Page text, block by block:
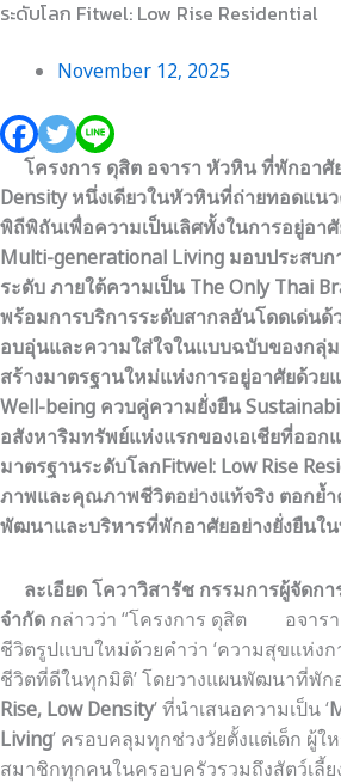
ระดับโลก Fitwel: Low Rise Residential
November 12, 2025
โครงการ ดุสิต อจารา หัวหิน ที่พักอาศั
Density หนึ่งเดียวในหัวหินที่ถ่ายทอดแน
พิถีพิถันเพื่อความเป็นเลิศทั้งในการอยู่อา
Multi-generational Living มอบประสบ
ระดับ ภายใต้ความเป็น The Only Thai
พร้อมการบริการระดับสากลอันโดดเด่น
อบอุ่นและความใส่ใจในแบบฉบับของกลุ่
สร้างมาตรฐานใหม่แห่งการอยู่อาศัยด้ว
Well-being ควบคู่ความยั่งยืน
อสังหาริมทรัพย์แห่งแรกของเอเชียที่ออ
มาตรฐานระดับโลกFitwel: Low Rise
ภาพและคุณภาพชีวิตอย่างแท้จริง ตอกย้
พัฒนาและบริหารที่พักอาศัยอย่างยั่งยืนใ
ละเอียด โควาวิสารัช กรรมการผู้จัดกา
จำกัด กล่าวว่า “โครงการ ดุสิต อจารา
ชีวิตรูปแบบใหม่ด้วยคำว่า ‘ความสุขแห่ง
ชีวิตที่ดีในทุกมิติ’ โดยวางแผนพัฒนาที่พัก
Rise, Low Density’ ที่นำเสนอความเป็น ‘
Living’ ครอบคลุมทุกช่วงวัยตั้งแต่เด็ก ผู้
สมาชิกทุกคนในครอบครัวรวมถึงสัตว์เลี้